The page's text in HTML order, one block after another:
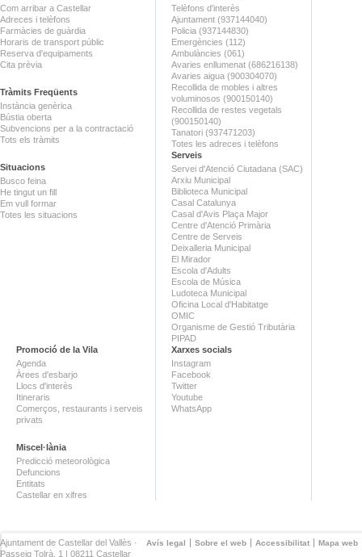
Com arribar a Castellar
Adreces i telèfons
Farmàcies de guàrdia
Horaris de transport públic
Reserva d'equipaments
Cita prèvia
Tràmits Freqüents
Instància genèrica
Bústia oberta
Subvencions per a la contractació
Tots els tràmits
Situacions
Busco feina
He tingut un fill
Em vull formar
Totes les situacions
Telèfons d'interès
Ajuntament (937144040)
Policia (937144830)
Emergències (112)
Ambulàncies (061)
Avaries enllumenat (686216138)
Avaries aigua (900304070)
Recollida de mobles i altres
voluminosos (900150140)
Recollida de restes vegetals
(900150140)
Tanatori (937471203)
Totes les adreces i telèfons
Serveis
Servei d'Atenció Ciutadana (SAC)
Arxiu Municipal
Biblioteca Municipal
Casal Catalunya
Casal d'Avis Plaça Major
Centre d'Atenció Primària
Centre de Serveis
Deixalleria Municipal
El Mirador
Escola d'Adults
Escola de Música
Ludoteca Municipal
Oficina Local d'Habitatge
OMIC
Organisme de Gestió Tributària
PIPAD
Promoció de la Vila
Agenda
Àrees d'esbarjo
Llocs d'interès
Itineraris
Comerços, restaurants i serveis
privats
Miscel·lània
Predicció meteorològica
Defuncions
Entitats
Castellar en xifres
Xarxes socials
Instagram
Facebook
Twitter
Youtube
WhatsApp
Avís legal Sobre el web Accessibilitat Mapa web
Ajuntament de Castellar del Vallès ·
Passeig Tolrà, 1 | 08211 Castellar